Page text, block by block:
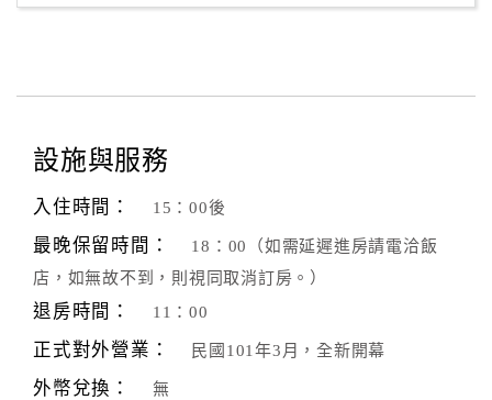
設施與服務
入住時間： 15：00後
最晚保留時間：
18：00（如需延遲進房請電洽飯
店，如無故不到，則視同取消訂房。）
退房時間： 11：00
正式對外營業： 民國101年3月，全新開幕
外幣兌換： 無